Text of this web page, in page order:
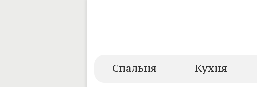
Спальня Кухня